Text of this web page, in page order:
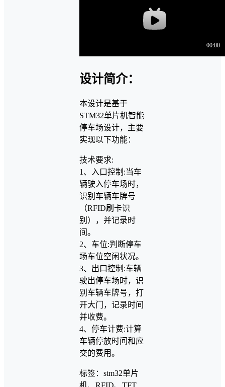
设计简介：
本设计是基于
STM32单片机智能
停车场设计，主要
实现以下功能：
技术要求:
1、入口控制:当车
辆驶入停车场时，
识别车辆车牌号
（RFID刷卡识
别），并记录时
间。
2、车位:判断停车
场车位空闲状况。
3、出口控制:车辆
驶出停车场时，识
别车辆车牌号，打
开大门，记录时间
并收费。
4、停车计费:计算
车辆停放时间和应
交的费用。
标签：stm32单片